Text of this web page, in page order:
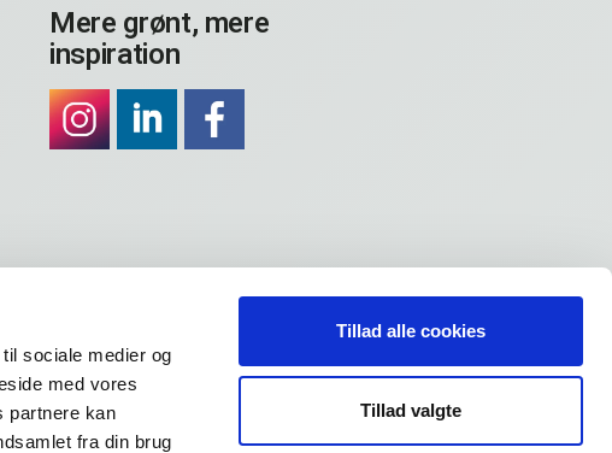
sociale medier og
med vores
partnere kan
fra din brug
Tillad alle cookies
Tillad valgte
Mere grønt, mere
inspiration